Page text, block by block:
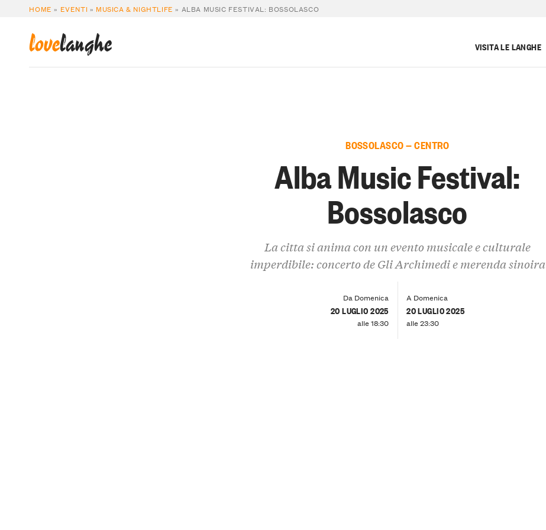
HOME » EVENTI » MUSICA & NIGHTLIFE » ALBA MUSIC FESTIVAL: BOSSOLASCO
lovelanghe VISITA LE LANGHE
BOSSOLASCO — CENTRO
Alba Music Festival:
Bossolasco
La citta si anima con un evento musicale e culturale
imperdibile: concerto de Gli Archimedi e merenda sinoira
Da Domenica
20 LUGLIO 2025
alle 18:30
A Domenica
20 LUGLIO 2025
alle 23:30